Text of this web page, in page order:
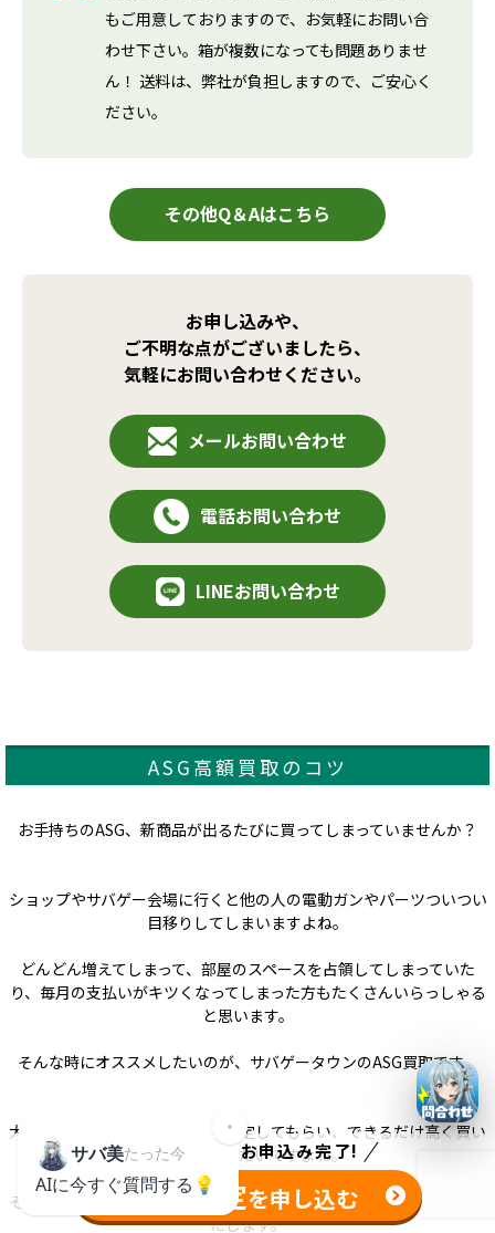
もご用意しておりますので、お気軽にお問い合
わせ下さい。箱が複数になっても問題ありませ
ん！ 送料は、弊社が負担しますので、ご安心く
ださい。
その他Q＆Aはこちら
お申し込みや、
ご不明な点がございましたら、
気軽にお問い合わせください。
メールお問い合わせ
電話お問い合わせ
LINEお問い合わせ
ASG高額買取のコツ
お手持ちのASG、新商品が出るたびに買ってしまっていませんか？
ショップやサバゲー会場に行くと他の人の電動ガンやパーツついつい
目移りしてしまいますよね。
どんどん増えてしまって、部屋のスペースを占領してしまっていた
り、毎月の支払いがキツくなってしまった方もたくさんいらっしゃる
と思います。
そんな時にオススメしたいのが、サバゲータウンのASG買取です。
大切なASGを売る時はしっかり査定してもらい、できるだけ高く買い
取ってもらいたいですよね。
そこでサバゲータウンは、ASGが高額査定になるポイントをご紹介い
たします。
たった でお申込み完了!
無料査定を申し込む